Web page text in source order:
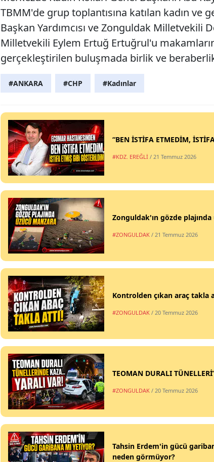
TBMM'de grup toplantısına katılan kadın ve
Başkan Yardımcısı ve Zonguldak Milletvekili
Milletvekili Eylem Ertuğ Ertuğrul'u
gerçekleştirilen buluşmada birlik ve
#ANKARA #CHP #Kadınlar
“BEN İSTİFA ETMEDİM,
#KDZ. EREĞLİ / 21 Temmuz 2026
Zonguldak'ın gözde
#ZONGULDAK / 21 Temmuz 2026
Kontrolden çıkan araç takla
#ZONGULDAK / 20 Temmuz 2026
TEOMAN DURALI
#ZONGULDAK / 20 Temmuz 2026
Tahsin Erdem'in gücü
neden görmüyor?